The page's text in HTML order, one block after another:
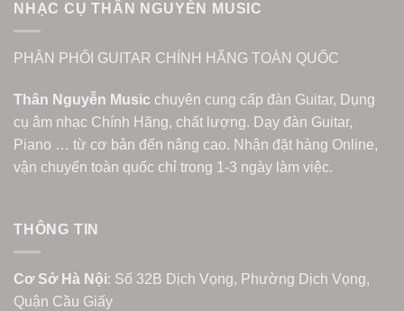
NHẠC CỤ THÂN NGUYỄN MUSIC
PHÂN PHỐI GUITAR CHÍNH HÃNG TOÀN QUỐC
Thân Nguyễn Music chuyên cung cấp đàn Guitar, Dụng
cụ âm nhạc Chính Hãng, chất lượng. Dạy đàn Guitar,
Piano … từ cơ bản đến nâng cao. Nhận đặt hàng Online,
vận chuyển toàn quốc chỉ trong 1-3 ngày làm việc.
THÔNG TIN
Cơ Sở Hà Nội: Số 32B Dịch Vọng, Phường Dịch Vọng,
Quận Cầu Giấy